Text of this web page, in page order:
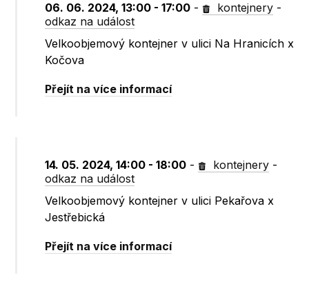
06. 06. 2024, 13:00 - 17:00 - kontejnery -
odkaz na událost
Velkoobjemový kontejner v ulici Na Hranicích x
Kočova
Přejít na více informací
14. 05. 2024, 14:00 - 18:00 - kontejnery -
odkaz na událost
Velkoobjemový kontejner v ulici Pekařova x
Jestřebická
Přejít na více informací